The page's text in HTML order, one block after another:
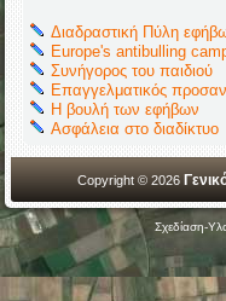
Διαδραστική Πύλη
Europe's antibulling
Συνήγορος του παιδιού
Επαγγελματικός
Η βουλή των εφήβων
Ασφάλεια στο διαδίκτυο
Copyright © 2026
Σχεδίαση-